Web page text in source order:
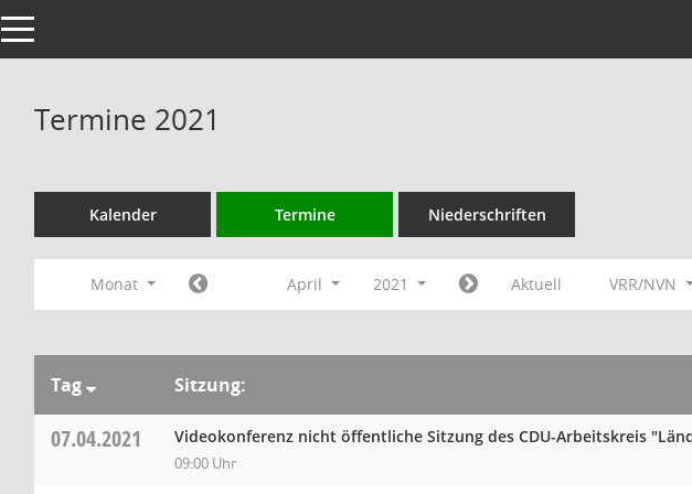
Toggle navigation
Termine 2021
Kalender Termine Niederschriften
Monat April 2021 Aktuell VRR/NVN
Tag Sitzung:
07.04.2021 Videokonferenz nicht öffentliche Sitzung des CDU-Arbeitskreis
09:00 Uhr